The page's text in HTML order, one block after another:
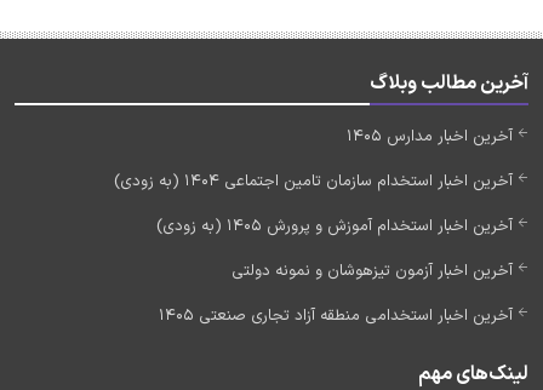
آخرین مطالب وبلاگ
آخرین اخبار مدارس 1405
آخرین اخبار استخدام سازمان تامین اجتماعی 1404 (به زودی)
آخرین اخبار استخدام آموزش و پرورش 1405 (به زودی)
آخرین اخبار آزمون تیزهوشان و نمونه دولتی
آخرین اخبار استخدامی منطقه آزاد تجاری صنعتی 1405
لینک‌های مهم